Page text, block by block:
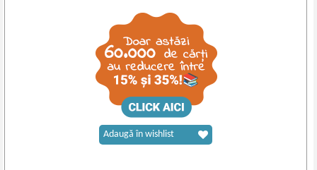
Adaugă în wishlist